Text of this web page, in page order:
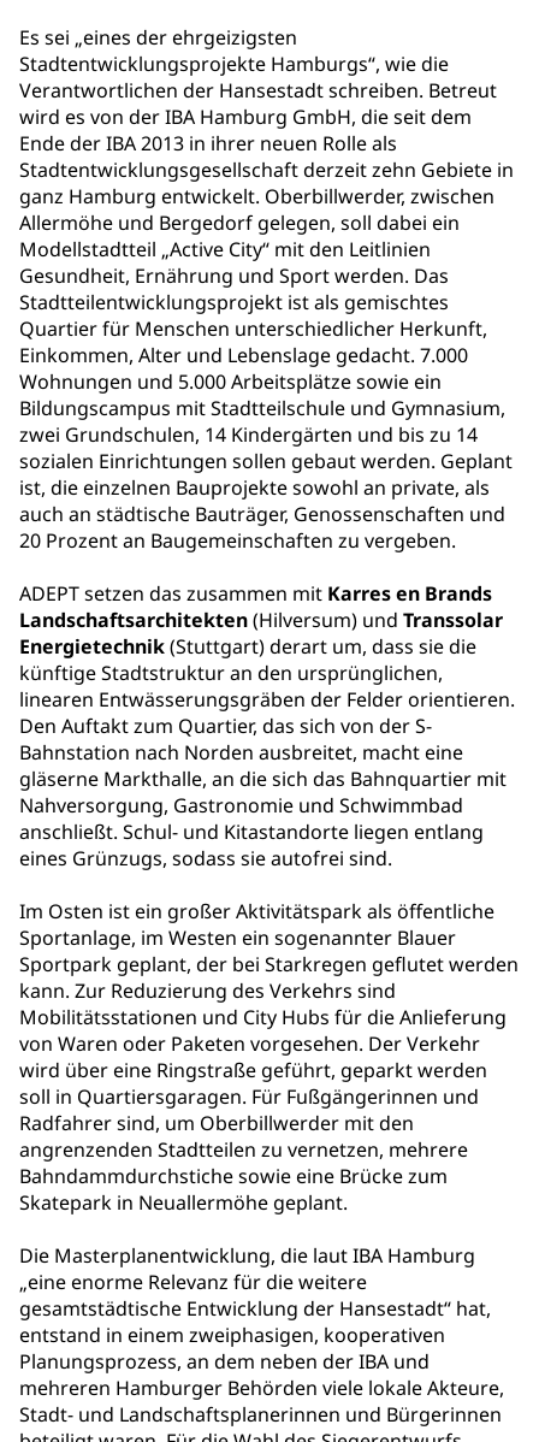
Es sei „eines der ehrgeizigsten
Stadtentwicklungsprojekte Hamburgs“, wie die
Verantwortlichen der Hansestadt schreiben. Betreut
wird es von der IBA Hamburg GmbH, die seit dem
Ende der IBA 2013 in ihrer neuen Rolle als
Stadtentwicklungsgesellschaft derzeit zehn Gebiete in
ganz Hamburg entwickelt. Oberbillwerder, zwischen
Allermöhe und Bergedorf gelegen, soll dabei ein
Modellstadtteil „Active City“ mit den Leitlinien
Gesundheit, Ernährung und Sport werden. Das
Stadtteilentwicklungsprojekt ist als gemischtes
Quartier für Menschen unterschiedlicher Herkunft,
Einkommen, Alter und Lebenslage gedacht. 7.000
Wohnungen und 5.000 Arbeitsplätze sowie ein
Bildungscampus mit Stadtteilschule und Gymnasium,
zwei Grundschulen, 14 Kindergärten und bis zu 14
sozialen Einrichtungen sollen gebaut werden. Geplant
ist, die einzelnen Bauprojekte sowohl an private, als
auch an städtische Bauträger, Genossenschaften und
20 Prozent an Baugemeinschaften zu vergeben.
ADEPT setzen das zusammen mit Karres en Brands
Landschaftsarchitekten(Hilversum) und Transsolar
Energietechnik(Stuttgart) derart um, dass sie die
künftige Stadtstruktur an den ursprünglichen,
linearen Entwässerungsgräben der Felder orientieren.
Den Auftakt zum Quartier, das sich von der S-
Bahnstation nach Norden ausbreitet, macht eine
gläserne Markthalle, an die sich das Bahnquartier mit
Nahversorgung, Gastronomie und Schwimmbad
anschließt. Schul- und Kitastandorte liegen entlang
eines Grünzugs, sodass sie autofrei sind.
Im Osten ist ein großer Aktivitätspark als öffentliche
Sportanlage, im Westen ein sogenannter Blauer
Sportpark geplant, der bei Starkregen geflutet werden
kann. Zur Reduzierung des Verkehrs sind
Mobilitätsstationen und City Hubs für die Anlieferung
von Waren oder Paketen vorgesehen. Der Verkehr
wird über eine Ringstraße geführt, geparkt werden
soll in Quartiersgaragen. Für Fußgängerinnen und
Radfahrer sind, um Oberbillwerder mit den
angrenzenden Stadtteilen zu vernetzen, mehrere
Bahndammdurchstiche sowie eine Brücke zum
Skatepark in Neuallermöhe geplant.
Die Masterplanentwicklung, die laut IBA Hamburg
„eine enorme Relevanz für die weitere
gesamtstädtische Entwicklung der Hansestadt“ hat,
entstand in einem zweiphasigen, kooperativen
Planungsprozess, an dem neben der IBA und
mehreren Hamburger Behörden viele lokale Akteure,
Stadt- und Landschaftsplanerinnen und Bürgerinnen